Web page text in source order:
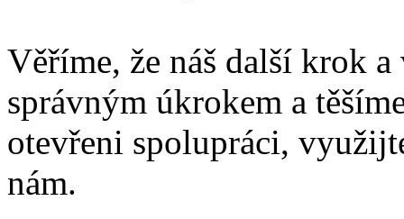
Věříme, že náš další krok
správným úkrokem a
otevřeni spolupráci,
nám.